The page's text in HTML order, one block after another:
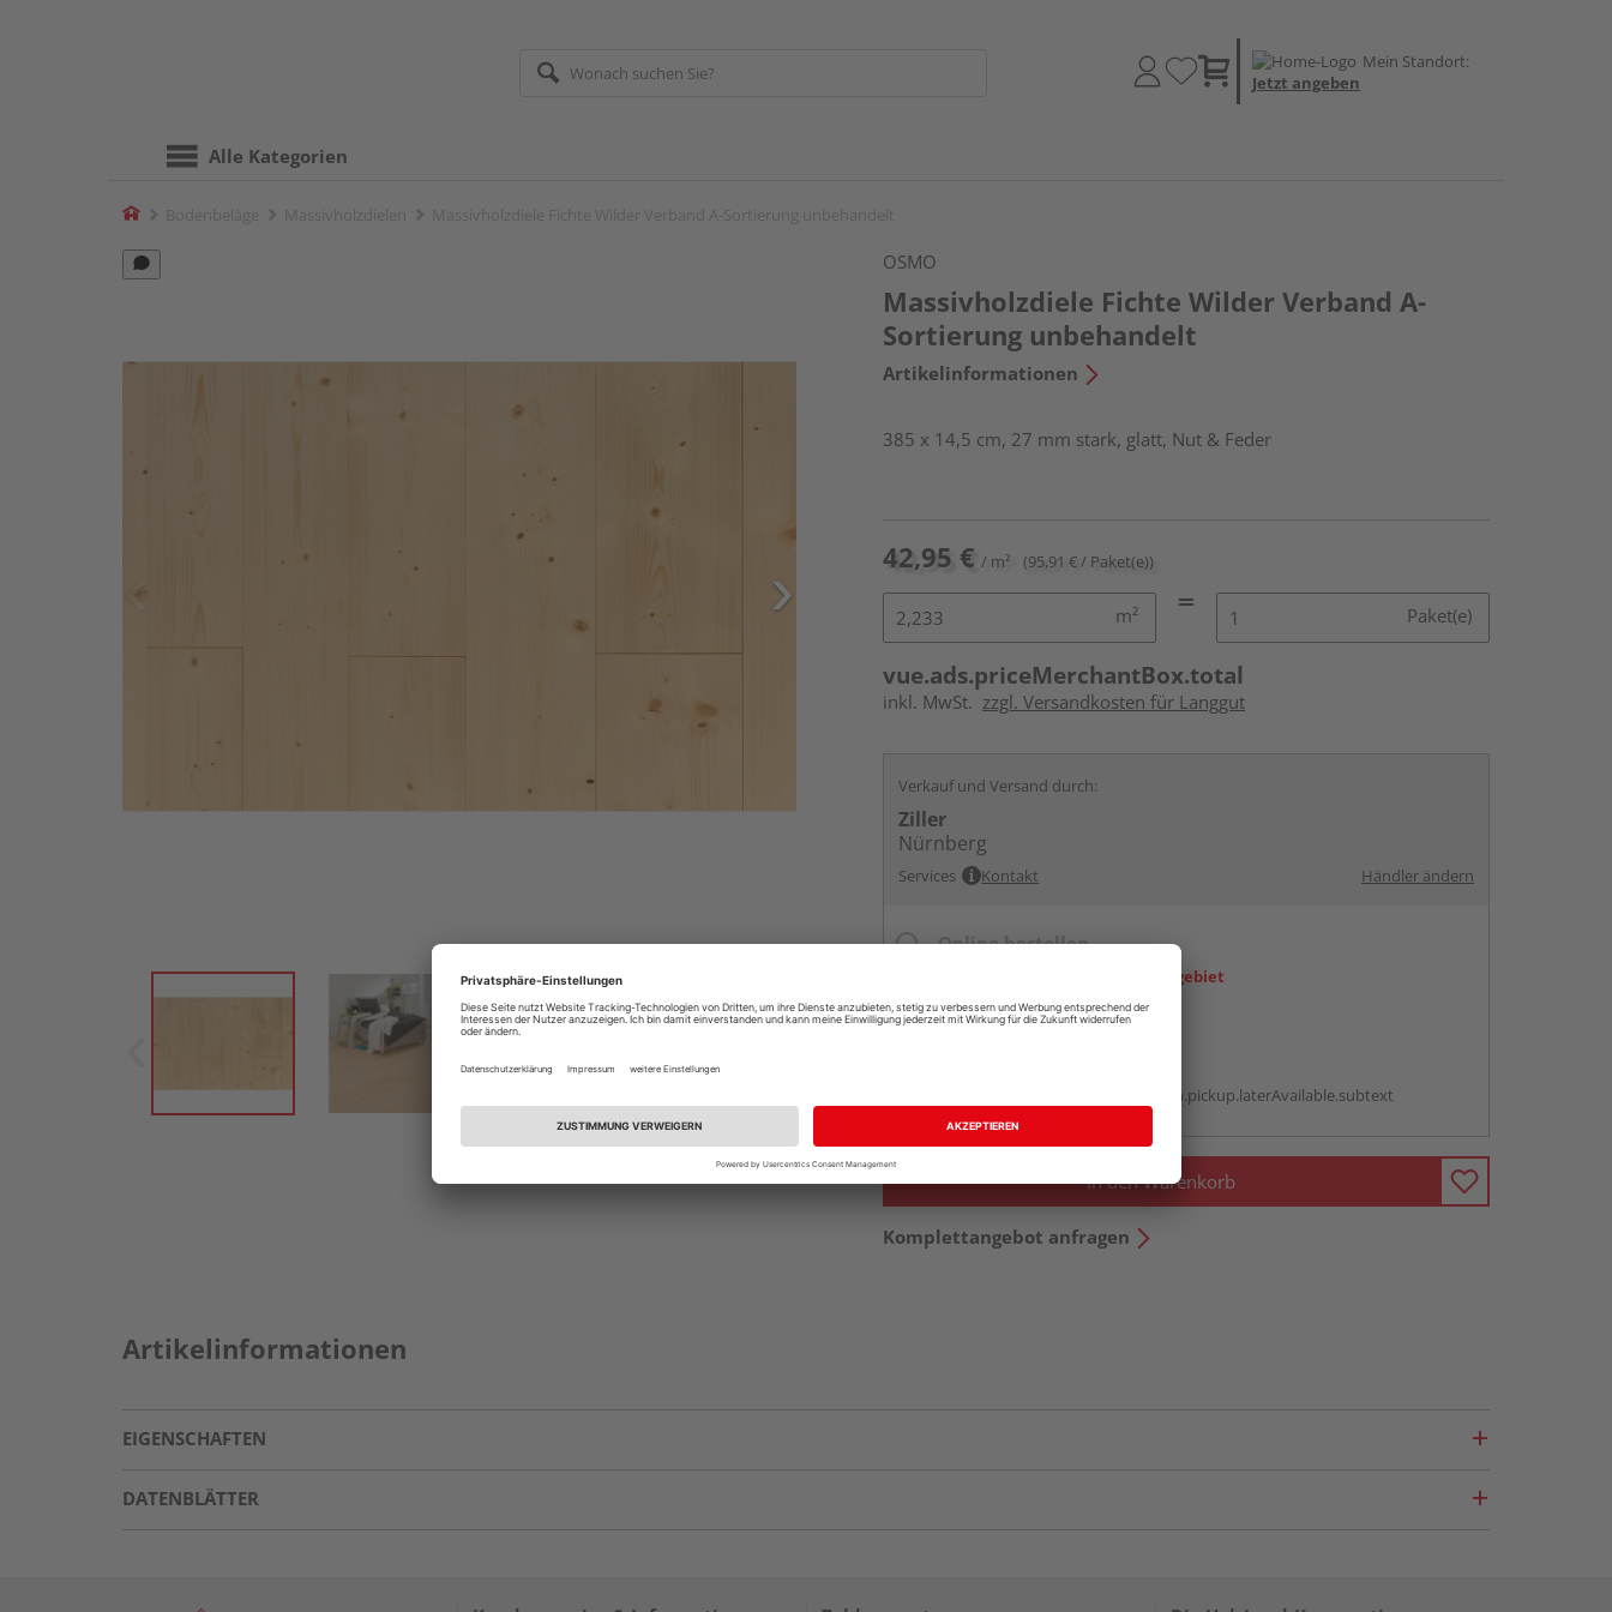
Mein Standort:
Jetzt angeben
Alle Kategorien
Home
OSMO
Massivholzdiele Fichte Wilder Verband A-
Sortierung unbehandelt
Artikelinformationen
385 x 14,5 cm, 27 mm stark, glatt, Nut & Feder
42,95 € / m² (95,91 € / Paket(e))
m² Paket(e)
vue.ads.priceMerchantBox.total
inkl. MwSt. zzgl. Versandkosten für Langgut
Verkauf und Versand durch:
Ziller
Nürnberg
Services Kontakt Händler ändern
Online bestellen
Ihr Standort ist nicht im Liefergebiet
vue.ads.priceMerchantBox.option.pickup.laterAvailable.subtext
In den Warenkorb
Komplettangebot anfragen
Artikelinformationen
EIGENSCHAFTEN
DATENBLÄTTER